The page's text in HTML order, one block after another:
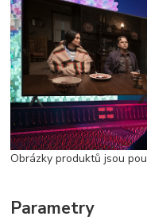
Obrázky produktů jsou
Parametry